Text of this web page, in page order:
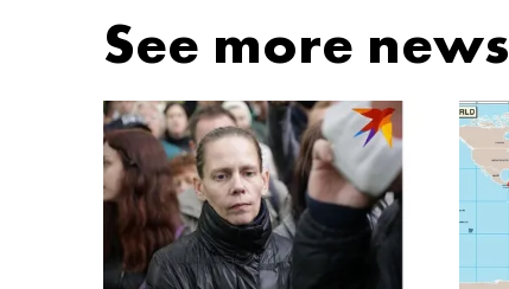
See more news